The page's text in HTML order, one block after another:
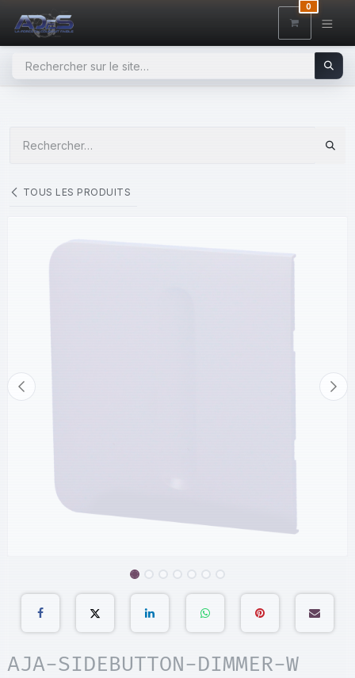
0
TOUS LES PRODUITS
AJA-SIDEBUTTON-DIMMER-W